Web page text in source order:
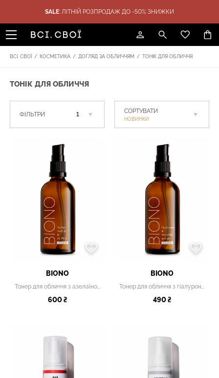
SALE: ЛІТНІЙ РОЗПРОДАЖ ДО -50% ЗНИЖКИ
ПОДАРУНКИ SALE БРЕНДИ
ВСІ. СВОЇ / КОСМЕТИКА / ДОГЛЯД ЗА ОБЛИЧЧЯМ / ТОНІК ДЛЯ ОБЛИЧЧЯ
ТОНІК ДЛЯ ОБЛИЧЧЯ
ФІЛЬТРИ 1 СОРТУВАТИ
НОВИНКИ
BIONO
Тонер для обличчя з азелаїновою кислотою 3% "Anti-Pollution"
600 ₴
BIONO
Тонер для обличчя з гіалуроновою та мигдальною кислотою 5% "Hyaluronic & Mandelic Acid"
490 ₴